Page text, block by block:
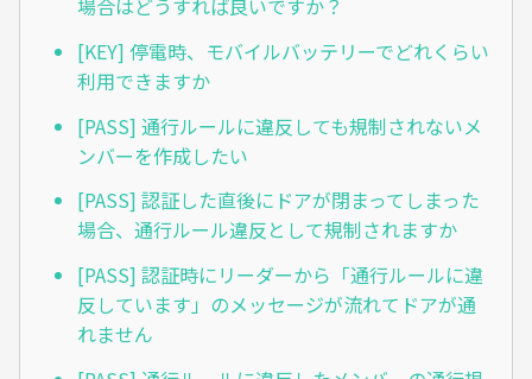
場合はどうすれば良いですか？
[KEY] 停電時、モバイルバッテリーでどれくらい
利用できますか
[PASS] 通行ルールに違反しても規制されないメ
ンバーを作成したい
[PASS] 認証した直後にドアが閉まってしまった
場合、通行ルール違反として規制されますか
[PASS] 認証時にリーダーから「通行ルールに違
反しています」のメッセージが流れてドアが通
れません